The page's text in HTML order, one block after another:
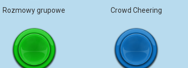
Rozmowy grupowe Crowd Cheering